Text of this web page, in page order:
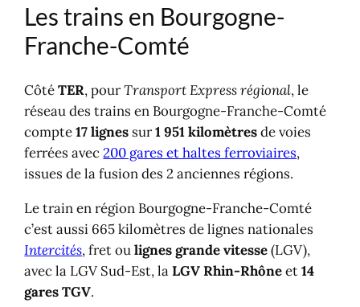
Atlas ferroviaire régional
Prendre le train en Bourgogne-
Franche-Comté
Cartes de réduction
Abonnements
Tourisme et trains en Bourgogne-
Franche-Comté
Les sites incontournables
Les lignes touristiques
Carte touristique TER
Offices du tourisme de
Bourgogne-Franche-Comté
Les trains en Bourgogne-
Franche-Comté
CôtéTER, pourTransport Express régional, le
réseau des trains en Bourgogne-Franche-Comté
compte17 lignes sur1 951 kilomètresde voies
ferrées avec200 gares et haltes ferroviaires,
issues de la fusion des 2 anciennes régions.
Le train en région Bourgogne-Franche-Comté
c’est aussi 665 kilomètres de lignes nationales
Intercités, fret oulignes grande vitesse(LGV),
avec la LGV Sud-Est, laLGV Rhin-Rhôneet14
gares TGV.